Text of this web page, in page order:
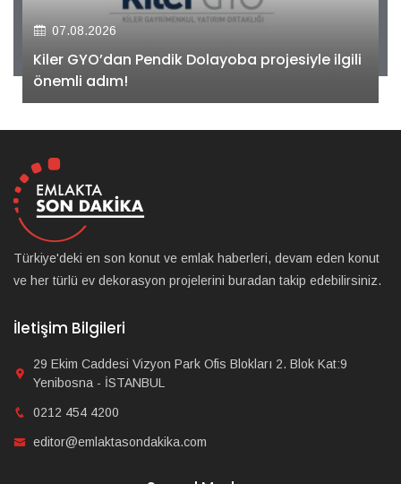
07.08.2026
Kiler GYO’dan Pendik Dolayoba projesiyle ilgili
önemli adım!
Türkiye'deki en son konut ve emlak haberleri, devam eden konut
ve her türlü ev dekorasyon projelerini buradan takip edebilirsiniz.
İletişim Bilgileri
29 Ekim Caddesi Vizyon Park Ofis Blokları 2. Blok Kat:9
Yenibosna - İSTANBUL
0212 454 4200
editor@emlaktasondakika.com